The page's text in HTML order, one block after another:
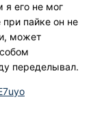
я его не мог
при пайке он не
может
переделывал.